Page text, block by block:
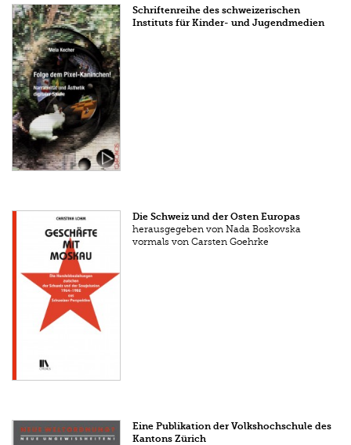
Schriftenreihe des schweizerischen
Instituts für Kinder- und Jugendmedien
Die Schweiz und der Osten Europas
herausgegeben von Nada Boskovska
vormals von Carsten Goehrke
Eine Publikation der Volkshochschule des
Kantons Zürich